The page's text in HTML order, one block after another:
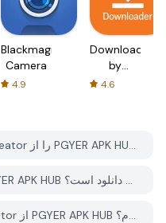
Blackmagic
Camera
4.9
Downloader
by
AFTVnews
4.6
چگونه می توانم Text Message Creator را از PGYER APK HUB دانلود کنم؟
آیا Text Message Creator در PGYER APK HUB رایگان برای دانلود است؟
آیا برای دانلود Text Message Creator از PGYER APK HUB نیاز به حساب کاربری دارم؟